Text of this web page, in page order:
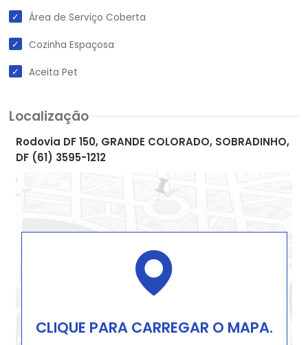
Área de Serviço Coberta
Cozinha Espaçosa
Aceita Pet
Localização
Rodovia DF 150, GRANDE COLORADO, SOBRADINHO,
DF (61) 3595-1212
CLIQUE PARA CARREGAR O MAPA.